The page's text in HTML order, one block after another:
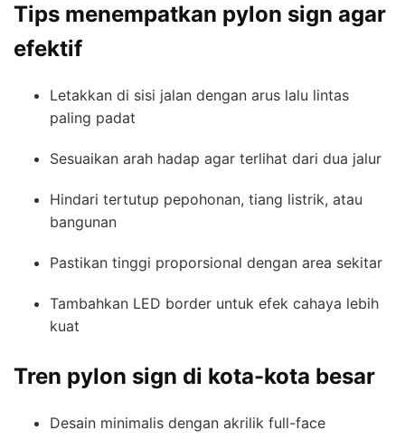
Tips menempatkan pylon sign agar
efektif
Letakkan di sisi jalan dengan arus lalu lintas
paling padat
Sesuaikan arah hadap agar terlihat dari dua jalur
Hindari tertutup pepohonan, tiang listrik, atau
bangunan
Pastikan tinggi proporsional dengan area sekitar
Tambahkan LED border untuk efek cahaya lebih
kuat
Tren pylon sign di kota-kota besar
Desain minimalis dengan akrilik full-face